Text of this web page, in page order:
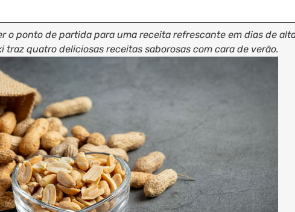
o ponto de partida para uma receita refrescante em dias de
traz quatro deliciosas receitas saborosas com cara de verão.